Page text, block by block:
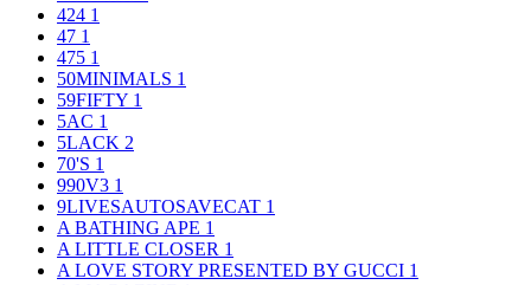
424 1
47 1
475 1
50MINIMALS 1
59FIFTY 1
5AC 1
5LACK 2
70'S 1
990V3 1
9LIVESAUTOSAVECAT 1
A BATHING APE 1
A LITTLE CLOSER 1
A LOVE STORY PRESENTED BY GUCCI 1